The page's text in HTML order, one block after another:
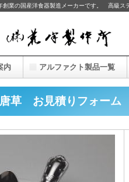
創業の国産洋食器製造メーカーです。 高級ス
お見積りフォーム
内 アルファクト製品一覧